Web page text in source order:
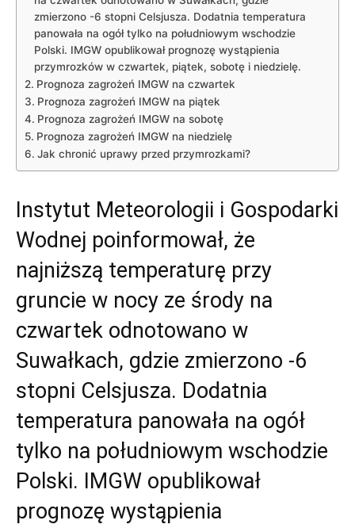
zmierzono -6 stopni Celsjusza. Dodatnia temperatura
panowała na ogół tylko na południowym wschodzie
Polski. IMGW opublikował prognozę wystąpienia
przymrozków w czwartek, piątek, sobotę i niedzielę.
Prognoza zagrożeń IMGW na czwartek
Prognoza zagrożeń IMGW na piątek
Prognoza zagrożeń IMGW na sobotę
Prognoza zagrożeń IMGW na niedzielę
Jak chronić uprawy przed przymrozkami?
Instytut Meteorologii i Gospodarki
Wodnej poinformował, że
najniższą temperaturę przy
gruncie w nocy ze środy na
czwartek odnotowano w
Suwałkach, gdzie zmierzono -6
stopni Celsjusza. Dodatnia
temperatura panowała na ogół
tylko na południowym wschodzie
Polski. IMGW opublikował
prognozę wystąpienia